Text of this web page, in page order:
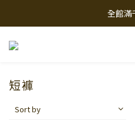
全館滿
全館滿
8/11-8/13
短褲
Sort by